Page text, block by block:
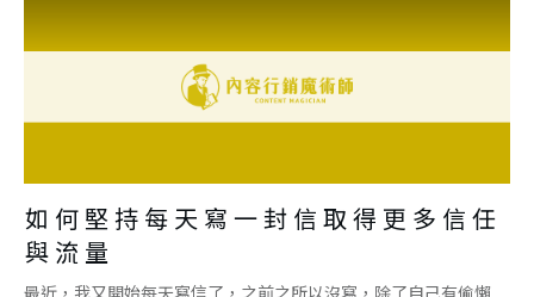
如何堅持每天寫一封信取得更多信任
與流量